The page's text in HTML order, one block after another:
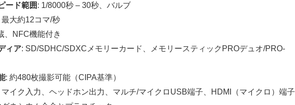
ード範囲: 1/8000秒 – 30秒、バルブ
最大約12コマ/秒
、NFC機能付き
ィア: SD/SDHC/SDXCメモリーカード、メモリースティックPROデュオ/PRO-
: 約480枚撮影可能（CIPA基準）
マイク入力、ヘッドホン出力、マルチ/マイクロUSB端子、HDMI（マイクロ）端子